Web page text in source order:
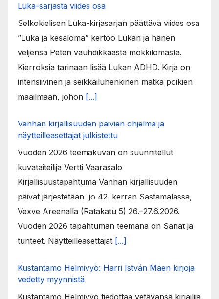
Luka-sarjasta viides osa
Selkokielisen Luka-kirjasarjan päättävä viides osa
”Luka ja kesäloma” kertoo Lukan ja hänen
veljensä Peten vauhdikkaasta mökkilomasta.
Kierroksia tarinaan lisää Lukan ADHD. Kirja on
intensiivinen ja seikkailuhenkinen matka poikien
maailmaan, johon [...]
Vanhan kirjallisuuden päivien ohjelma ja
näytteilleasettajat julkistettu
Vuoden 2026 teemakuvan on suunnitellut
kuvataiteilija Vertti Vaarasalo
Kirjallisuustapahtuma Vanhan kirjallisuuden
päivät järjestetään jo 42. kerran Sastamalassa,
Vexve Areenalla (Ratakatu 5) 26.–27.6.2026.
Vuoden 2026 tapahtuman teemana on Sanat ja
tunteet. Näytteilleasettajat [...]
Kustantamo Helmivyö: Harri István Mäen kirjoja
vedetty myynnistä
Kustantamo Helmivyö tiedottaa vetävänsä kirjailija